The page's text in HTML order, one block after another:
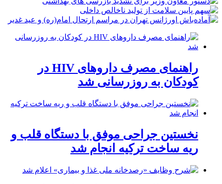
راهنمای مصرف داروهای HIV در
کودکان به روزرسانی شد
نخستین جراحی موفق با دستگاه قلب و
ریه ساخت ترکیه انجام شد